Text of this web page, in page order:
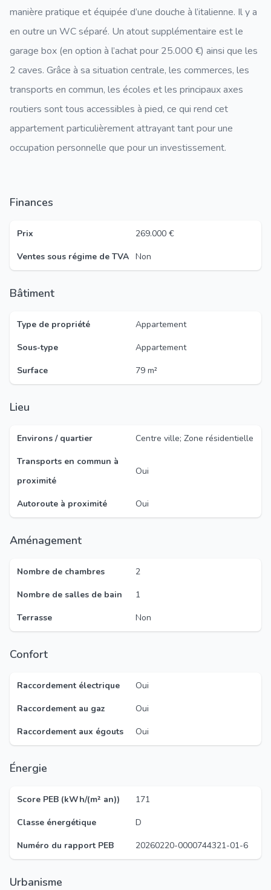
manière pratique et équipée d’une douche à l’italienne. Il y a
en outre un WC séparé. Un atout supplémentaire est le
garage box (en option à l’achat pour 25.000 €) ainsi que les
2 caves. Grâce à sa situation centrale, les commerces, les
transports en commun, les écoles et les principaux axes
routiers sont tous accessibles à pied, ce qui rend cet
appartement particulièrement attrayant tant pour une
occupation personnelle que pour un investissement.
Finances
Prix
269.000 €
Ventes sous régime de TVA Non
Bâtiment
Type de propriété
Appartement
Sous-type
Appartement
Surface
79 m²
Lieu
Environs / quartier
Centre ville; Zone résidentielle
Transports en commun à
proximité
Oui
Autoroute à proximité Oui
Aménagement
Nombre de chambres
2
Nombre de salles de bain
1
Terrasse
Non
Confort
Raccordement électrique
Oui
Raccordement au gaz
Oui
Raccordement aux égouts
Oui
Énergie
Score PEB (kWh/(m² an))
171
Classe énergétique
D
Numéro du rapport PEB
20260220-0000744321-01-6
Urbanisme